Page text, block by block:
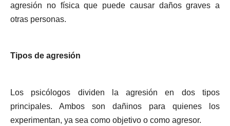
agresión no física que puede causar daños graves a
otras personas.
Tipos de agresión
Los psicólogos dividen la agresión en dos tipos
principales. Ambos son dañinos para quienes los
experimentan, ya sea como objetivo o como agresor.